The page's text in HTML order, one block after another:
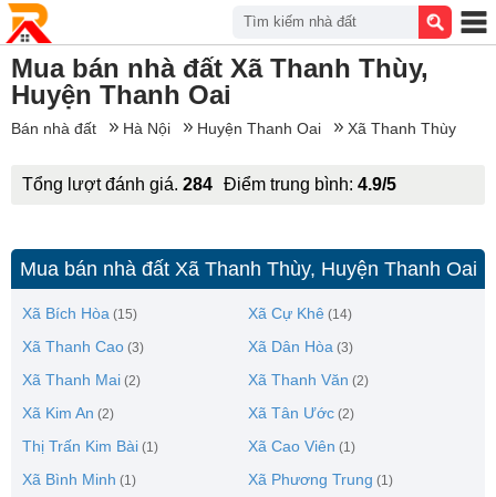
Mua bán nhà đất Xã Thanh Thùy,
Huyện Thanh Oai
Bán nhà đất Hà Nội Huyện Thanh Oai Xã Thanh Thùy
Tổng lượt đánh giá. 284 Điểm trung bình: 4.9/5
Mua bán nhà đất Xã Thanh Thùy, Huyện Thanh Oai
Xã Bích Hòa (15) Xã Cự Khê (14)
Xã Thanh Cao (3) Xã Dân Hòa (3)
Xã Thanh Mai (2) Xã Thanh Văn (2)
Xã Kim An (2) Xã Tân Ước (2)
Thị Trấn Kim Bài (1) Xã Cao Viên (1)
Xã Bình Minh (1) Xã Phương Trung (1)
Tìm kiếm nhà đất